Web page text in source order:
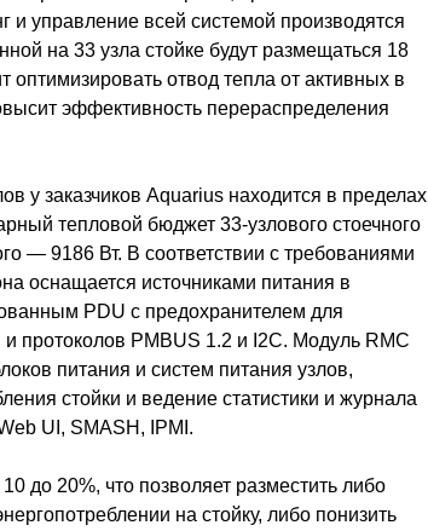
управление всей системой производятся
на 33 узла стойке будут размещаться 18
отвод тепла от активных в
эффективность перераспределения
у заказчиков Aquarius находится в пределах
тепловой бюджет 33-узлового стоечного
— 9186 Вт. В соответствии с требованиями
оснащается источниками питания в
PDU с предохранителем для
протоколов PMBUS 1.2 и I2C. Модуль RMC
питания и систем питания узлов,
стойки и ведение статистики и журнала
UI, SMASH, IPMI.
до 20%, что позволяет разместить либо
на стойку, либо понизить